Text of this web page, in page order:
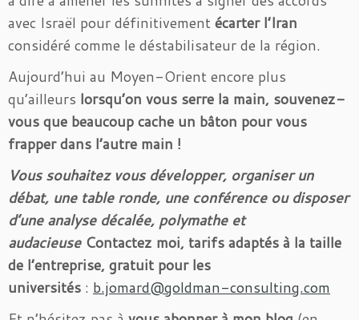
avec Israël pour définitivementécarter l’Iran
considéré comme le déstabilisateur de la région.
Aujourd’hui au Moyen-Orient encore plus
qu’ailleurs lorsqu’on vous serre la main, souvenez-
vous que beaucoup cache un bâton pour vous
frapper dans l’autre main !
Vous souhaitez vous développer, organiser un
débat, une table ronde, une conférence ou disposer
d’une analyse décalée, polymathe et
audacieuse Contactez moi, tarifs adaptés à la taille
de l’entreprise, gratuit pour les
universités : b.jomard@goldman-consulting.com